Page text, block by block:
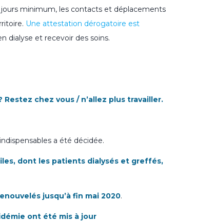
minimum, les contacts et déplacements
Une attestation dérogatoire est
dialyse et recevoir des soins.
chez vous / n’allez plus travailler.
a été décidée.
dont les patients dialysés et greffés,
jusqu’à fin mai 2020.
ont été mis à jour